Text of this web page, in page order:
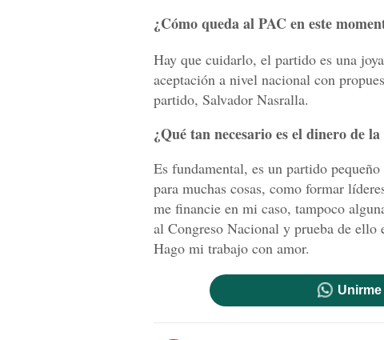
¿Cómo queda al PAC en este
Hay que cuidarlo, el partido es una
aceptación a nivel nacional con
partido, Salvador Nasralla.
¿Qué tan necesario es el dinero de
Es fundamental, es un partido
para muchas cosas, como formar
me financie en mi caso, tampoco
al Congreso Nacional y prueba de ello
Hago mi trabajo con amor.